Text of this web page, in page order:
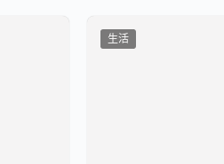
生活